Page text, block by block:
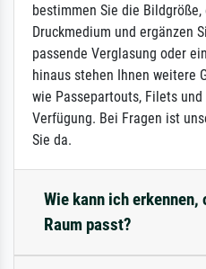
bestimmen Sie die
Druckmedium und ergänzen
passende Verglasung oder
hinaus stehen Ihnen weitere
wie Passepartouts, Filets
Verfügung. Bei Fragen ist
Sie da.
Wie kann ich
Raum passt?